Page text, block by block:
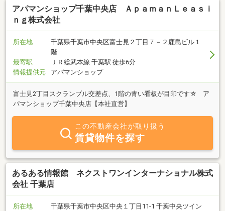
アパマンショップ千葉中央店 ＡｐａｍａｎＬｅａｓｉ
ｎｇ株式会社
所在地
千葉県千葉市中央区富士見２丁目７－２鹿島ビル１
階
最寄駅
ＪＲ総武本線 千葉駅 徒歩6分
情報提供元
アパマンショップ
富士見2丁目スクランブル交差点、1階の青い看板が目印です☆ ア
パマンショップ千葉中央店【本社直営】
この不動産会社が取り扱う
賃貸物件を探す
あるある情報館 ネクストワンインターナショナル株式
会社 千葉店
所在地
千葉県千葉市中央区中央１丁目11-1 千葉中央ツイン